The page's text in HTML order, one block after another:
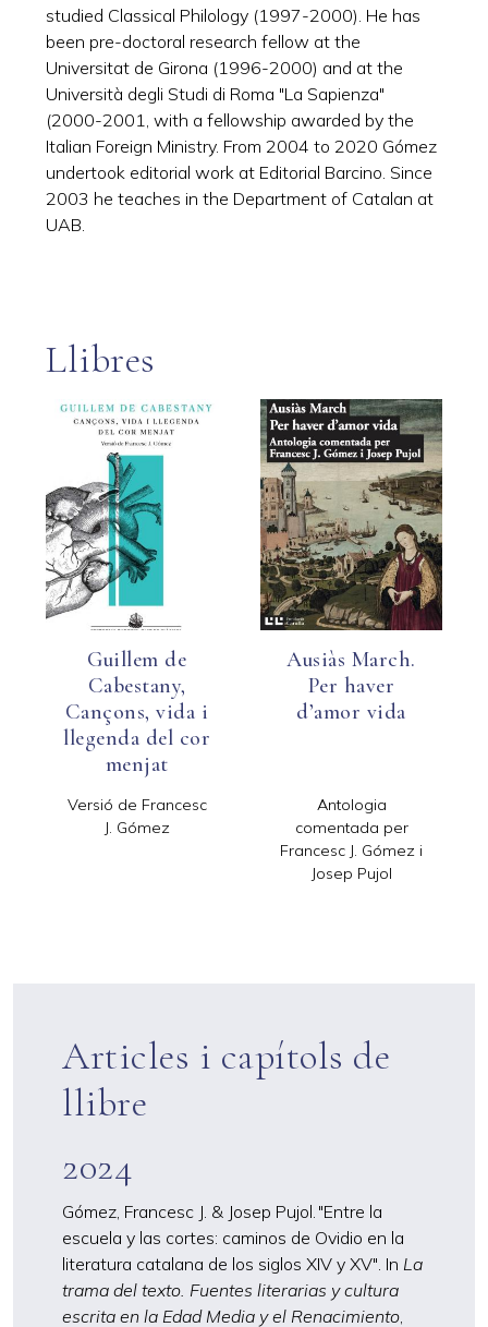
studied Classical Philology (1997-2000). He has
been pre-doctoral research fellow at the
Universitat de Girona (1996-2000) and at the
Università degli Studi di Roma "La Sapienza"
(2000-2001, with a fellowship awarded by the
Italian Foreign Ministry. From 2004 to 2020 Gómez
undertook editorial work at Editorial Barcino. Since
2003 he teaches in the Department of Catalan at
UAB.
Llibres
Guillem de
Cabestany,
Cançons, vida i
llegenda del cor
menjat
Versió de Francesc
J. Gómez
Ausiàs March.
Per haver
d’amor vida
Antologia
comentada per
Francesc J. Gómez i
Josep Pujol
Articles i capítols de
llibre
2024
Gómez, Francesc J. & Josep Pujol. "Entre la
escuela y las cortes: caminos de Ovidio en la
literatura catalana de los siglos XIV y XV". In La
trama del texto. Fuentes literarias y cultura
escrita en la Edad Media y el Renacimiento